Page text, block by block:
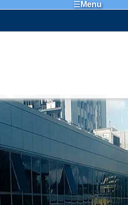
☰Menu